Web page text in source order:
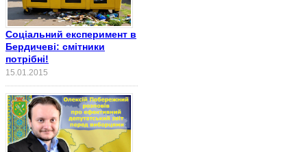
Соціальний експеримент в
Бердичеві: смітники
потрібні!
15.01.2015